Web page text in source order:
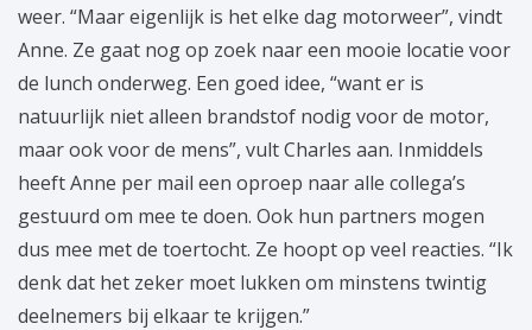
weer. “Maar eigenlijk is het elke dag motorweer”, vindt
Anne. Ze gaat nog op zoek naar een mooie locatie voor
de lunch onderweg. Een goed idee, “want er is
natuurlijk niet alleen brandstof nodig voor de motor,
maar ook voor de mens”, vult Charles aan. Inmiddels
heeft Anne per mail een oproep naar alle collega’s
gestuurd om mee te doen. Ook hun partners mogen
dus mee met de toertocht. Ze hoopt op veel reacties. “Ik
denk dat het zeker moet lukken om minstens twintig
deelnemers bij elkaar te krijgen.”